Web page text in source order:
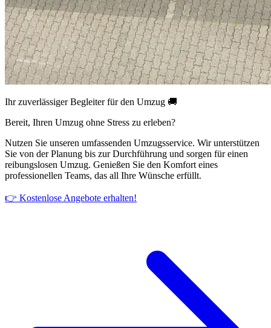
Ihr zuverlässiger Begleiter für den Umzug 🚚
Bereit, Ihren Umzug ohne Stress zu erleben?
Nutzen Sie unseren umfassenden Umzugsservice. Wir unterstützen
Sie von der Planung bis zur Durchführung und sorgen für einen
reibungslosen Umzug. Genießen Sie den Komfort eines
professionellen Teams, das all Ihre Wünsche erfüllt.
👉 Kostenlose Angebote erhalten!